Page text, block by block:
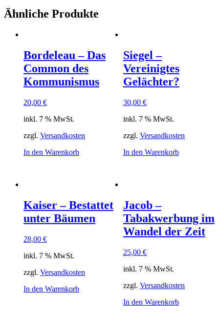
Ähnliche Produkte
Bordeleau – Das
Common des
Kommunismus
20,00 €
inkl. 7 % MwSt.
zzgl. Versandkosten
In den Warenkorb
Siegel –
Vereinigtes
Gelächter?
30,00 €
inkl. 7 % MwSt.
zzgl. Versandkosten
In den Warenkorb
Kaiser – Bestattet
unter Bäumen
28,00 €
inkl. 7 % MwSt.
zzgl. Versandkosten
In den Warenkorb
Jacob –
Tabakwerbung im
Wandel der Zeit
25,00 €
inkl. 7 % MwSt.
zzgl. Versandkosten
In den Warenkorb